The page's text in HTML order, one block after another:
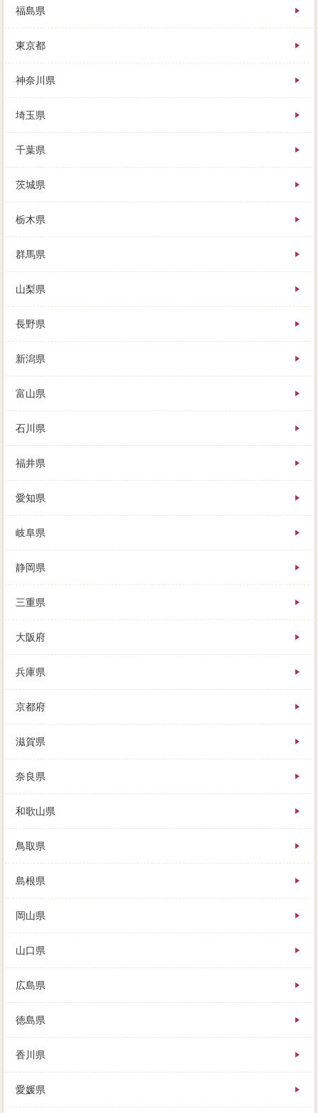
福島県
東京都
神奈川県
埼玉県
千葉県
茨城県
栃木県
群馬県
山梨県
長野県
新潟県
富山県
石川県
福井県
愛知県
岐阜県
静岡県
三重県
大阪府
兵庫県
京都府
滋賀県
奈良県
和歌山県
鳥取県
島根県
岡山県
山口県
広島県
徳島県
香川県
愛媛県